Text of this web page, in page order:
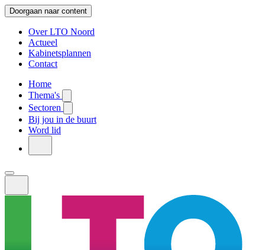
Doorgaan naar content
Over LTO Noord
Actueel
Kabinetsplannen
Contact
Home
Thema's
Sectoren
Bij jou in de buurt
Word lid